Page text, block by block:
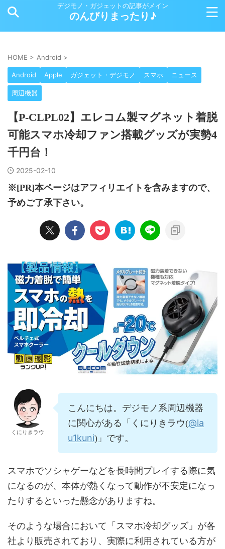
デジモノ・ガジェットの記事がメイン
のんびりまったり♪
HOME > Android >
Android Apple ガジェット・デジモノ スマホ ニュース
周辺機器
【P-CLPL02】エレコム製マグネット着脱
可能スマホ冷却ファン搭載グッズが実勢4
千円台！
2025-02-10
※[PR]本ページはアフィリエイトを含みますので、
予めご了承下さい。
くにりきラウ
こんにちは。デジモノ系周辺機器
に関心がある「くにりきラウ(@la
u1kuni)」です。
スマホでソシャゲーなどを長時間プレイする際に気
になるのが、本体が熱くなって動作が不安定になっ
たりするといった懸念がありますね。
そのような場合において「スマホ冷却グッズ」が各
社より販売されており、実際に利用されている方が